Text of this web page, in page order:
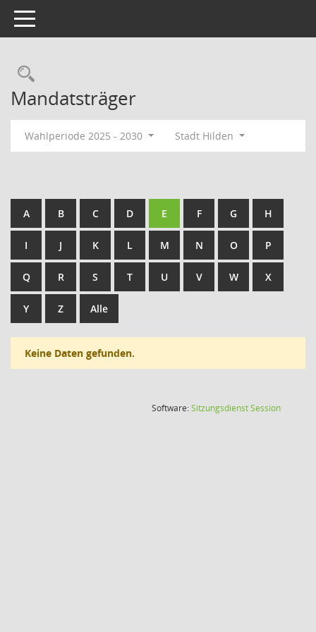
Toggle navigation
Rechercheauswahl
Mandatsträger
Wahlperiode 2025 - 2030 Stadt Hilden
A B C D E F G H
I J K L M N O P
Q R S T U V W X
Y Z Alle
Keine Daten gefunden.
Software:SitzungsdienstSession(Wird in